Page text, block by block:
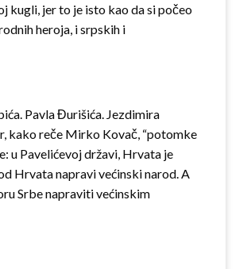
kugli, jer to je isto kao da si počeo
heroja, i srpskih i
Pavla Đurišića. Jezdimira
kako reče Mirko Kovač, “potomke
u Pavelićevoj državi, Hrvata je
Hrvata napravi većinski narod. A
Srbe napraviti većinskim